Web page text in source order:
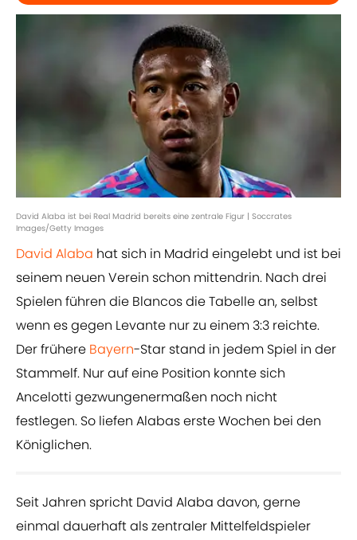
David Alaba ist bei Real Madrid bereits eine zentrale Figur | Soccrates
Images/Getty Images
David Alaba hat sich in Madrid eingelebt und ist bei
seinem neuen Verein schon mittendrin. Nach drei
Spielen führen die Blancos die Tabelle an, selbst
wenn es gegen Levante nur zu einem 3:3 reichte.
Der frühere Bayern-Star stand in jedem Spiel in der
Stammelf. Nur auf eine Position konnte sich
Ancelotti gezwungenermaßen noch nicht
festlegen. So liefen Alabas erste Wochen bei den
Königlichen.
Seit Jahren spricht David Alaba davon, gerne
einmal dauerhaft als zentraler Mittelfeldspieler